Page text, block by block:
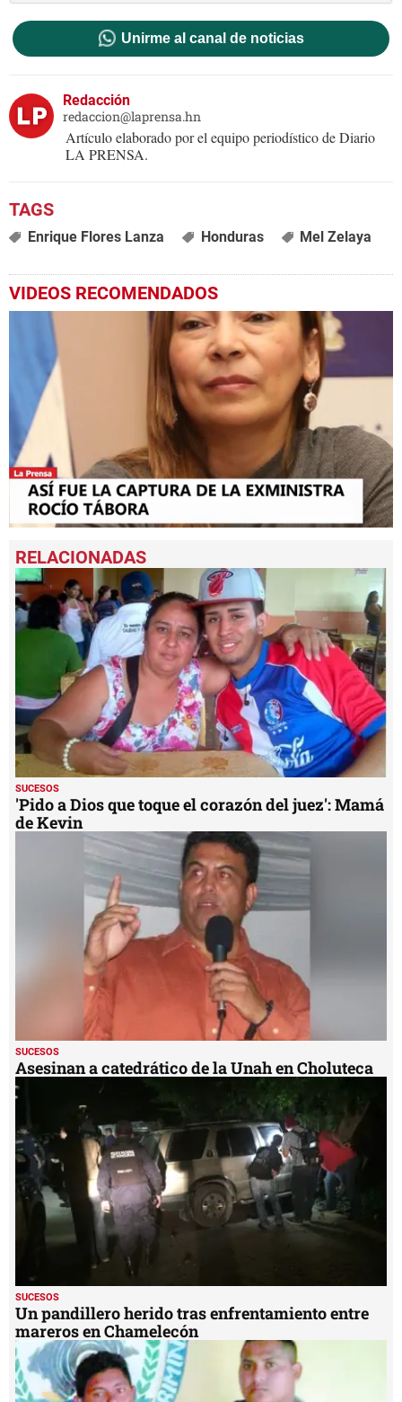
Unirme al canal de noticias
Redacción
redaccion@laprensa.hn
Artículo elaborado por el equipo periodístico de Diario
LA PRENSA.
Enrique Flores Lanza Honduras Mel Zelaya
VIDEOS RECOMENDADOS
seconds
of
1
minute,
51
seconds
SUCESOS
'Pido a Dios que toque el corazón del juez': Mamá
de Kevin
SUCESOS
Asesinan a catedrático de la Unah en Choluteca
SUCESOS
Un pandillero herido tras enfrentamiento entre
mareros en Chamelecón